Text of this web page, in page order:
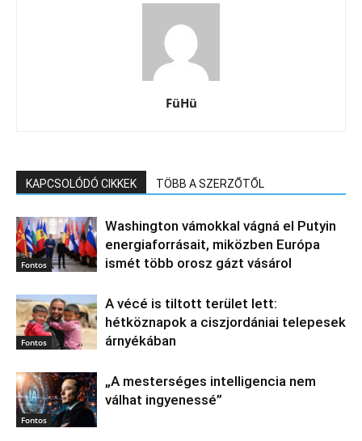
FüHü
KAPCSOLÓDÓ CIKKEK TÖBB A SZERZŐTŐL
Fontos
Washington vámokkal vágná el Putyin
energiaforrásait, miközben Európa
ismét több orosz gázt vásárol
Fontos
A vécé is tiltott terület lett:
hétköznapok a ciszjordániai telepesek
árnyékában
Fontos
„A mesterséges intelligencia nem
válhat ingyenessé”